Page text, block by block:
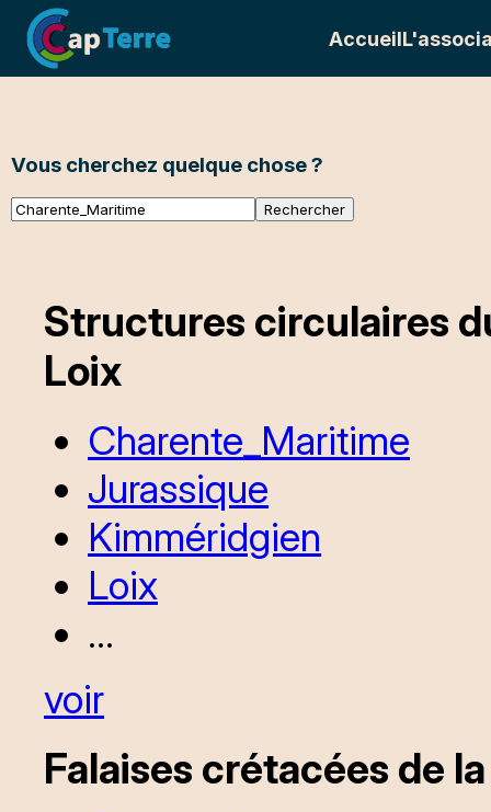
Accueil
Vous cherchez quelque chose ?
Structures circulaires
Loix
Charente_Maritime
Jurassique
Kimméridgien
Loix
...
voir
Falaises crétacées de